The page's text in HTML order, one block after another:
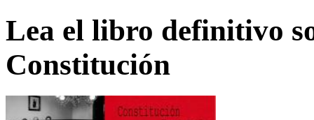
Lea el libro definitivo
Constitución